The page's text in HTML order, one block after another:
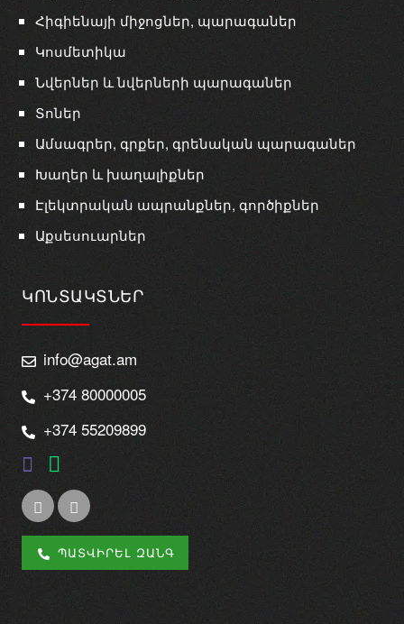
Հիգիենայի միջոցներ, պարագաներ
Կոսմետիկա
Նվերներ և նվերների պարագաներ
Տոներ
Ամսագրեր, գրքեր, գրենական պարագաներ
Խաղեր և խաղալիքներ
Էլեկտրական ապրանքներ, գործիքներ
Աքսեսուարներ
ԿՈՆՏԱԿՏՆԵՐ
info@agat.am
+374 80000005
+374 55209899
ՊԱՏՎԻՐԵԼ ԶԱՆԳ